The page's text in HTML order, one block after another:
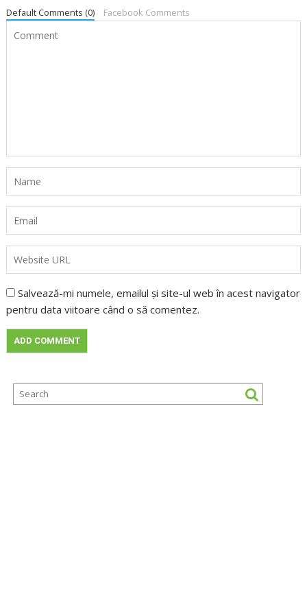
Default Comments (0) Facebook Comments
Salvează-mi numele, emailul și site-ul web în acest navigator
pentru data viitoare când o să comentez.